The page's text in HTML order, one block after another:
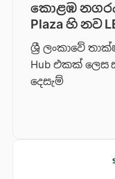
කොළඹ
Plaza හි නව
ශ්‍රී ලංකාවේ
Hub එකක් ලෙස
දෙසැම්